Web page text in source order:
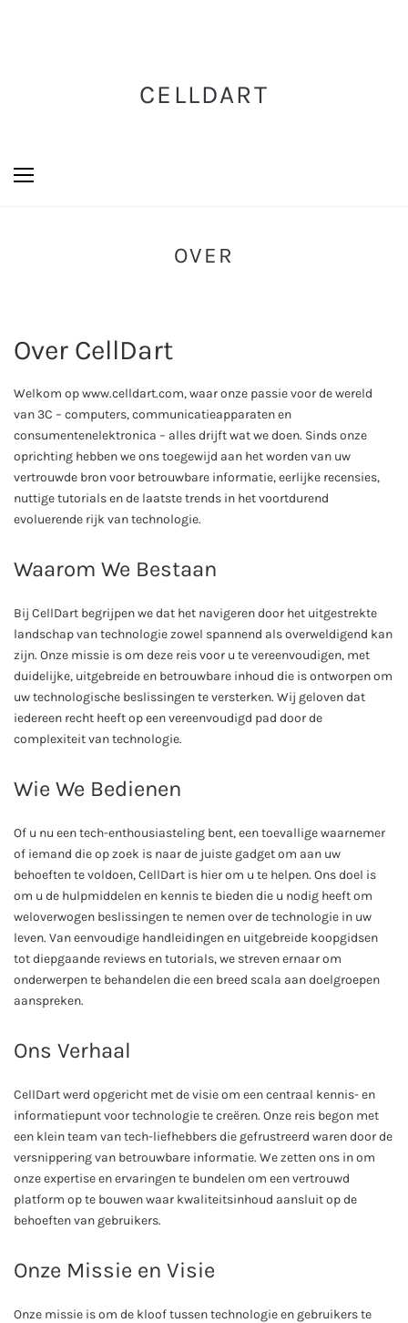
CELLDART
OVER
Over CellDart
Welkom op www.celldart.com, waar onze passie voor de wereld
van 3C – computers, communicatieapparaten en
consumentenelektronica – alles drijft wat we doen. Sinds onze
oprichting hebben we ons toegewijd aan het worden van uw
vertrouwde bron voor betrouwbare informatie, eerlijke recensies,
nuttige tutorials en de laatste trends in het voortdurend
evoluerende rijk van technologie.
Waarom We Bestaan
Bij CellDart begrijpen we dat het navigeren door het uitgestrekte
landschap van technologie zowel spannend als overweldigend kan
zijn. Onze missie is om deze reis voor u te vereenvoudigen, met
duidelijke, uitgebreide en betrouwbare inhoud die is ontworpen om
uw technologische beslissingen te versterken. Wij geloven dat
iedereen recht heeft op een vereenvoudigd pad door de
complexiteit van technologie.
Wie We Bedienen
Of u nu een tech-enthousiasteling bent, een toevallige waarnemer
of iemand die op zoek is naar de juiste gadget om aan uw
behoeften te voldoen, CellDart is hier om u te helpen. Ons doel is
om u de hulpmiddelen en kennis te bieden die u nodig heeft om
weloverwogen beslissingen te nemen over de technologie in uw
leven. Van eenvoudige handleidingen en uitgebreide koopgidsen
tot diepgaande reviews en tutorials, we streven ernaar om
onderwerpen te behandelen die een breed scala aan doelgroepen
aanspreken.
Ons Verhaal
CellDart werd opgericht met de visie om een centraal kennis- en
informatiepunt voor technologie te creëren. Onze reis begon met
een klein team van tech-liefhebbers die gefrustreerd waren door de
versnippering van betrouwbare informatie. We zetten ons in om
onze expertise en ervaringen te bundelen om een vertrouwd
platform op te bouwen waar kwaliteitsinhoud aansluit op de
behoeften van gebruikers.
Onze Missie en Visie
Onze missie is om de kloof tussen technologie en gebruikers te